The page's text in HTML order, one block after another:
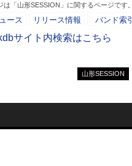
「山形SESSION」に関するページです。
ース リリース情報 バンド索引
サイト内検索はこちら
山形SESSION